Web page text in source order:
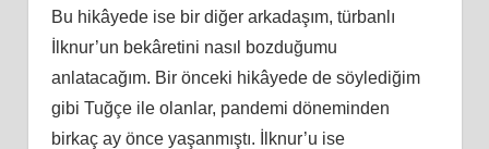
Bu hikâyede ise bir diğer arkadaşım, türbanlı
İlknur’un bekâretini nasıl bozduğumu
anlatacağım. Bir önceki hikâyede de söylediğim
gibi Tuğçe ile olanlar, pandemi döneminden
birkaç ay önce yaşanmıştı. İlknur’u ise